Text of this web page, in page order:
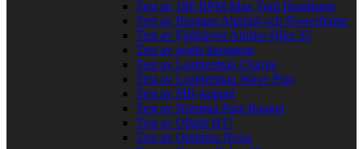
Test av 180 BPM Max Trail Headlamp
Test av Bergans Alpinist och Powerframe
Test av Fjällräven Abisko Hike 35
Test av gratis kartappar
Test av Leatherman Charge
Test av Leatherman Wave Plus
Test av MR-koppel
Test av Norrøna Para Ranger
Test av Olight H17
Test av Optimus Nova